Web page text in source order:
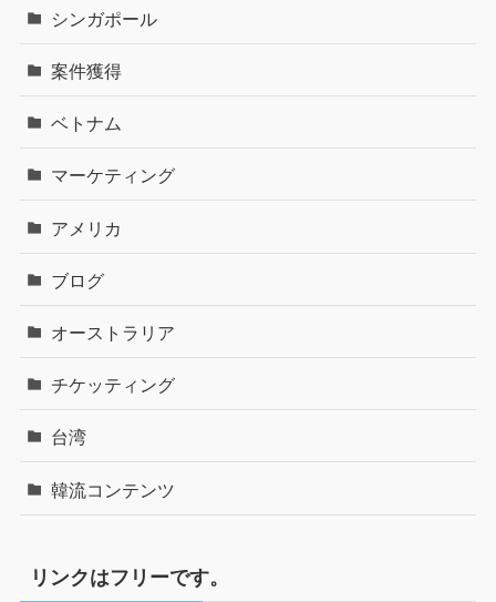
シンガポール
案件獲得
ベトナム
マーケティング
アメリカ
ブログ
オーストラリア
チケッティング
台湾
韓流コンテンツ
リンクはフリーです。